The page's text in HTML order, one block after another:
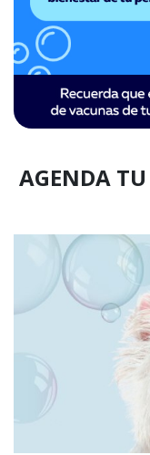
AGENDA